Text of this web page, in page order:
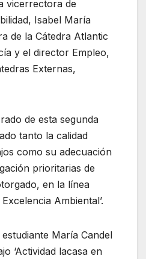
vicerrectora de
Isabel María
de la Cátedra Atlantic
y el director Empleo,
Externas,
de esta segunda
tanto la calidad
como su adecuación
prioritarias de
en la línea
Ambiental’.
María Candel
‘Actividad lacasa en